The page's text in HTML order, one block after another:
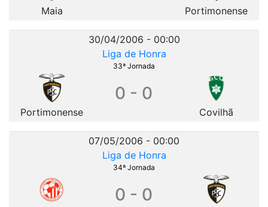
Maia Portimonense
30/04/2006 - 00:00
Liga de Honra
33ª Jornada
Portimonense
0 - 0
Covilhã
07/05/2006 - 00:00
Liga de Honra
34ª Jornada
0 - 0